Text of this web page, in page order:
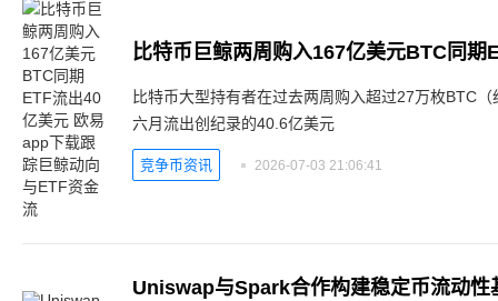
比特币大型持有者在过去两周购入超过27万枚BTC
六月流出创纪录的40.6亿美元
竞争币资讯 2026-07-03 21:06:41
Uniswap与Spark合作构建稳定币流动性